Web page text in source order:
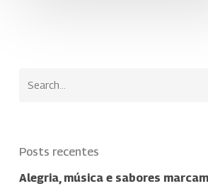
Posts recentes
Alegria, música e sabores